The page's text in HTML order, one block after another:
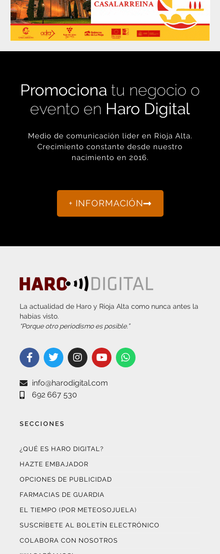
Promociona tu negocio o
evento en Haro Digital
Medio de comunicación líder en Rioja Alta.
Crecimiento constante desde nuestro
nacimiento en 2016.
+ INFORMACIÓN
La actualidad de Haro y Rioja Alta como nunca antes la
habías visto.
“Porque otro periodismo es posible.”
info@harodigital.com
692 667 530
SECCIONES
¿QUÉ ES HARO DIGITAL?
HAZTE EMBAJADOR
OPCIONES DE PUBLICIDAD
FARMACIAS DE GUARDIA
EL TIEMPO (POR METEOSOJUELA)
SUSCRÍBETE AL BOLETÍN ELECTRÓNICO
COLABORA CON NOSOTROS